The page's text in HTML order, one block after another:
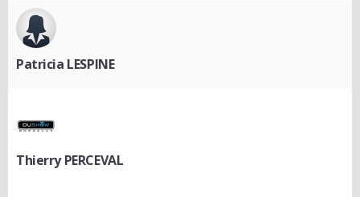
Patricia LESPINE
Thierry PERCEVAL